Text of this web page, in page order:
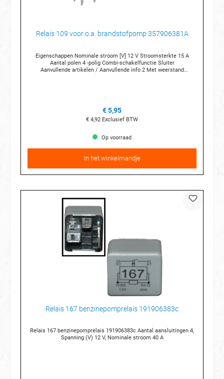
Relais 109 voor o.a. brandstofpomp 357906381A
Eigenschappen Nominale stroom [V] 12 V Stroomsterkte 15 A
Aantal polen 4 -polig Combi-schakelfunctie Sluiter
Aanvullende artikelen / Aanvullende info 2 Met weerstand
€ 5,95
€ 4,92 Exclusief BTW
Op voorraad
In het winkelmandje
Relais 167 benzinepomprelais 191906383c
Relais 167 benzinepomprelais 191906383c Aantal aansluitingen 4,
Spanning (V) 12 V, Nominale stroom 40 A